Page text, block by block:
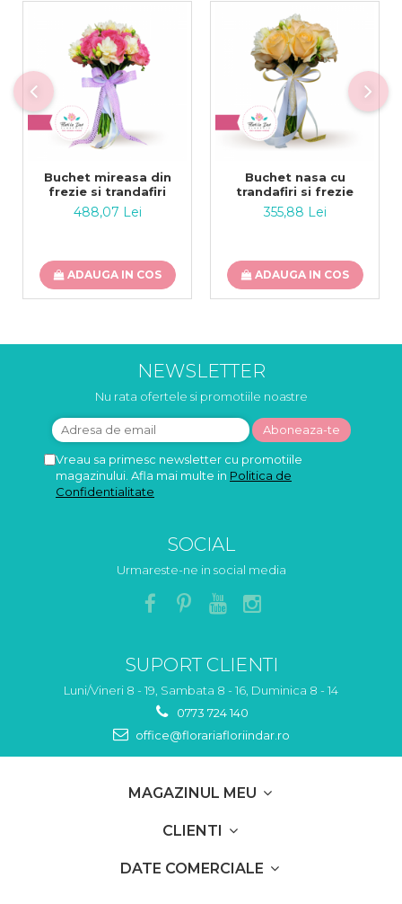
Buchet mireasa din
frezie si trandafiri
488,07 Lei
ADAUGA IN COS
Buchet nasa cu
trandafiri si frezie
355,88 Lei
ADAUGA IN COS
NEWSLETTER
Nu rata ofertele si promotiile noastre
Vreau sa primesc newsletter cu promotiile
magazinului. Afla mai multe in Politica de
Confidentialitate
SOCIAL
Urmareste-ne in social media
SUPORT CLIENTI
Luni/Vineri 8 - 19, Sambata 8 - 16, Duminica 8 - 14
0773 724 140
office@florariafloriindar.ro
MAGAZINUL MEU
CLIENTI
DATE COMERCIALE